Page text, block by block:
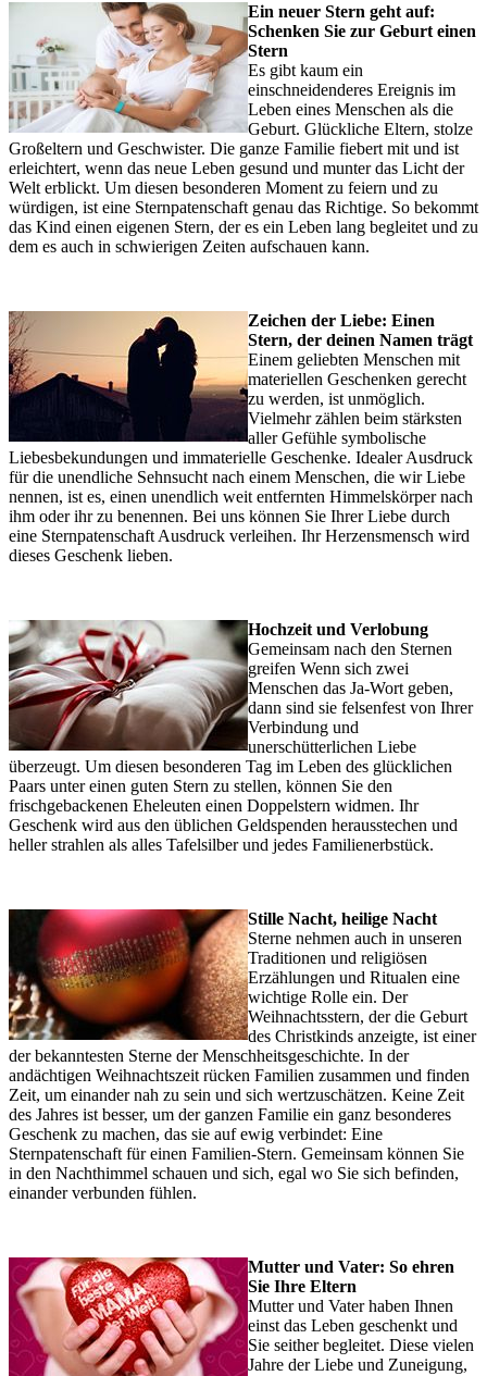
Ein neuer Stern geht auf:
Schenken Sie zur Geburt einen
Stern
Es gibt kaum ein
einschneidenderes Ereignis im
Leben eines Menschen als die
Geburt. Glückliche Eltern, stolze
Großeltern und Geschwister. Die ganze Familie fiebert mit und ist
erleichtert, wenn das neue Leben gesund und munter das Licht der
Welt erblickt. Um diesen besonderen Moment zu feiern und zu
würdigen, ist eine Sternpatenschaft genau das Richtige. So bekommt
das Kind einen eigenen Stern, der es ein Leben lang begleitet und zu
dem es auch in schwierigen Zeiten aufschauen kann.
Zeichen der Liebe: Einen
Stern, der deinen Namen trägt
Einem geliebten Menschen mit
materiellen Geschenken gerecht
zu werden, ist unmöglich.
Vielmehr zählen beim stärksten
aller Gefühle symbolische
Liebesbekundungen und immaterielle Geschenke. Idealer Ausdruck
für die unendliche Sehnsucht nach einem Menschen, die wir Liebe
nennen, ist es, einen unendlich weit entfernten Himmelskörper nach
ihm oder ihr zu benennen. Bei uns können Sie Ihrer Liebe durch
eine Sternpatenschaft Ausdruck verleihen. Ihr Herzensmensch wird
dieses Geschenk lieben.
Hochzeit und Verlobung
Gemeinsam nach den Sternen
greifen Wenn sich zwei
Menschen das Ja-Wort geben,
dann sind sie felsenfest von Ihrer
Verbindung und
unerschütterlichen Liebe
überzeugt. Um diesen besonderen Tag im Leben des glücklichen
Paars unter einen guten Stern zu stellen, können Sie den
frischgebackenen Eheleuten einen Doppelstern widmen. Ihr
Geschenk wird aus den üblichen Geldspenden herausstechen und
heller strahlen als alles Tafelsilber und jedes Familienerbstück.
Stille Nacht, heilige Nacht
Sterne nehmen auch in unseren
Traditionen und religiösen
Erzählungen und Ritualen eine
wichtige Rolle ein. Der
Weihnachtsstern, der die Geburt
des Christkinds anzeigte, ist einer
der bekanntesten Sterne der Menschheitsgeschichte. In der
andächtigen Weihnachtszeit rücken Familien zusammen und finden
Zeit, um einander nah zu sein und sich wertzuschätzen. Keine Zeit
des Jahres ist besser, um der ganzen Familie ein ganz besonderes
Geschenk zu machen, das sie auf ewig verbindet: Eine
Sternpatenschaft für einen Familien-Stern. Gemeinsam können Sie
in den Nachthimmel schauen und sich, egal wo Sie sich befinden,
einander verbunden fühlen.
Mutter und Vater: So ehren
Sie Ihre Eltern
Mutter und Vater haben Ihnen
einst das Leben geschenkt und
Sie seither begleitet. Diese vielen
Jahre der Liebe und Zuneigung,